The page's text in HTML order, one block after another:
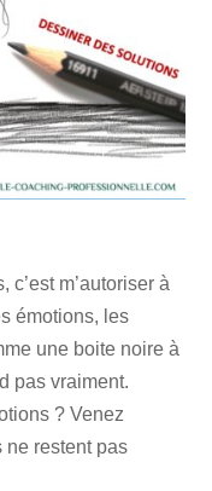
c’est m’autoriser à
émotions, les
une boite noire à
pas vraiment.
? Venez
ne restent pas